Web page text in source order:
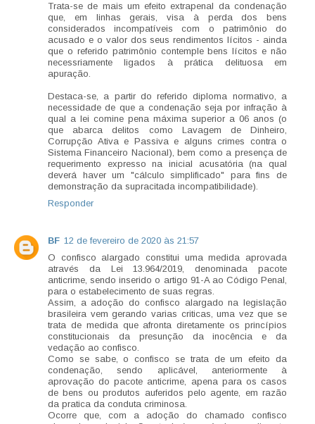
Trata-se de mais um efeito extrapenal da condenação
que, em linhas gerais, visa à perda dos bens
considerados incompatíveis com o patrimônio do
acusado e o valor dos seus rendimentos lícitos - ainda
que o referido patrimônio contemple bens lícitos e não
necessriamente ligados à prática delituosa em
apuração.
Destaca-se, a partir do referido diploma normativo, a
necessidade de que a condenação seja por infração à
qual a lei comine pena máxima superior a 06 anos (o
que abarca delitos como Lavagem de Dinheiro,
Corrupção Ativa e Passiva e alguns crimes contra o
Sistema Financeiro Nacional), bem como a presença de
requerimento expresso na inicial acusatória (na qual
deverá haver um "cálculo simplificado" para fins de
demonstração da supracitada incompatibilidade).
Responder
BF 12 de fevereiro de 2020 às 21:57
O confisco alargado constitui uma medida aprovada
através da Lei 13.964/2019, denominada pacote
anticrime, sendo inserido o artigo 91-A ao Código Penal,
para o estabelecimento de suas regras.
Assim, a adoção do confisco alargado na legislação
brasileira vem gerando varias criticas, uma vez que se
trata de medida que afronta diretamente os princípios
constitucionais da presunção da inocência e da
vedação ao confisco.
Como se sabe, o confisco se trata de um efeito da
condenação, sendo aplicável, anteriormente à
aprovação do pacote anticrime, apena para os casos
de bens ou produtos auferidos pelo agente, em razão
da pratica da conduta criminosa.
Ocorre que, com a adoção do chamado confisco